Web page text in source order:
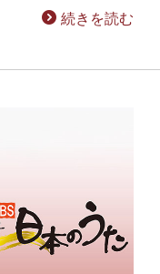
続きを読む